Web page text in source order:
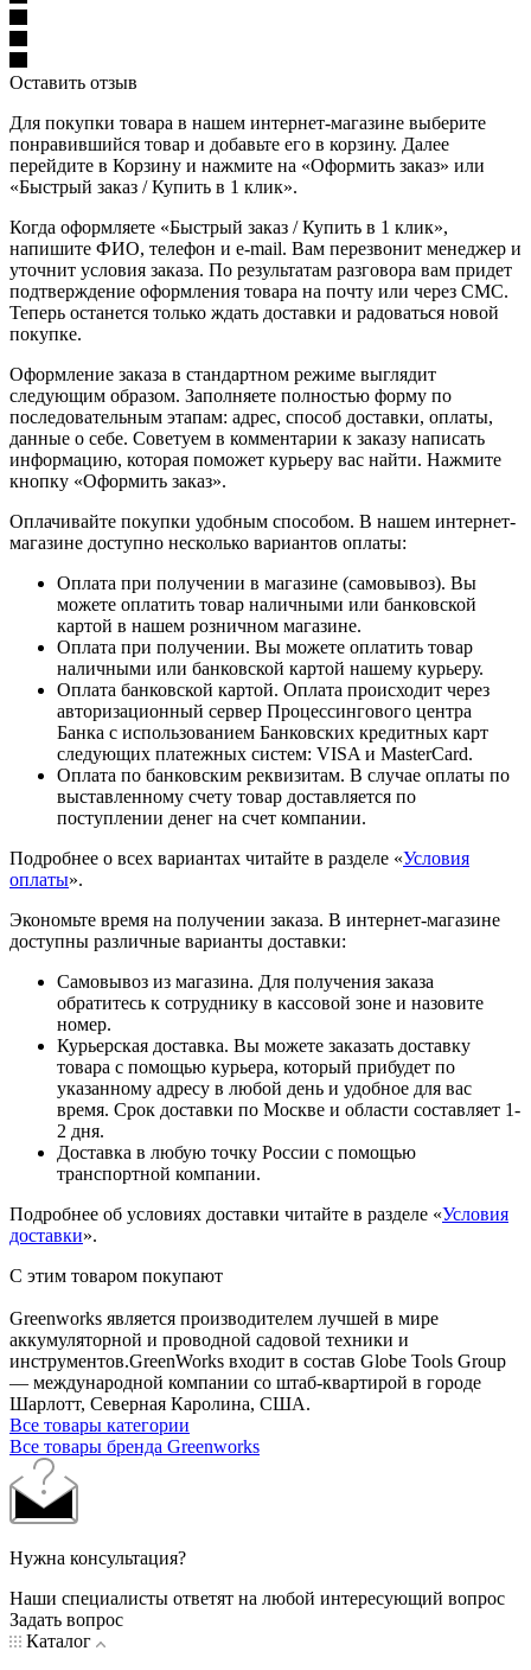
Оставить отзыв
Для покупки товара в нашем интернет-магазине выберите
понравившийся товар и добавьте его в корзину. Далее
перейдите в Корзину и нажмите на «Оформить заказ» или
«Быстрый заказ / Купить в 1 клик».
Когда оформляете «Быстрый заказ / Купить в 1 клик»,
напишите ФИО, телефон и e-mail. Вам перезвонит менеджер и
уточнит условия заказа. По результатам разговора вам придет
подтверждение оформления товара на почту или через СМС.
Теперь останется только ждать доставки и радоваться новой
покупке.
Оформление заказа в стандартном режиме выглядит
следующим образом. Заполняете полностью форму по
последовательным этапам: адрес, способ доставки, оплаты,
данные о себе. Советуем в комментарии к заказу написать
информацию, которая поможет курьеру вас найти. Нажмите
кнопку «Оформить заказ».
Оплачивайте покупки удобным способом. В нашем интернет-
магазине доступно несколько вариантов оплаты:
Оплата при получении в магазине (самовывоз). Вы
можете оплатить товар наличными или банковской
картой в нашем розничном магазине.
Оплата при получении. Вы можете оплатить товар
наличными или банковской картой нашему курьеру.
Оплата банковской картой. Оплата происходит через
авторизационный сервер Процессингового центра
Банка с использованием Банковских кредитных карт
следующих платежных систем: VISA и MasterCard.
Оплата по банковским реквизитам. В случае оплаты по
выставленному счету товар доставляется по
поступлении денег на счет компании.
Подробнее о всех вариантах читайте в разделе «Условия
оплаты».
Экономьте время на получении заказа. В интернет-магазине
доступны различные варианты доставки:
Самовывоз из магазина. Для получения заказа
обратитесь к сотруднику в кассовой зоне и назовите
номер.
Курьерская доставка. Вы можете заказать доставку
товара с помощью курьера, который прибудет по
указанному адресу в любой день и удобное для вас
время. Срок доставки по Москве и области составляет 1-
2 дня.
Доставка в любую точку России с помощью
транспортной компании.
Подробнее об условиях доставки читайте в разделе «Условия
доставки».
С этим товаром покупают
Greenworks является производителем лучшей в мире
аккумуляторной и проводной садовой техники и
инструментов.GreenWorks входит в состав Globe Tools Group
— международной компании со штаб-квартирой в городе
Шарлотт, Северная Каролина, США.
Все товары категории
Все товары бренда Greenworks
Нужна консультация?
Наши специалисты ответят на любой интересующий вопрос
Задать вопрос
Каталог